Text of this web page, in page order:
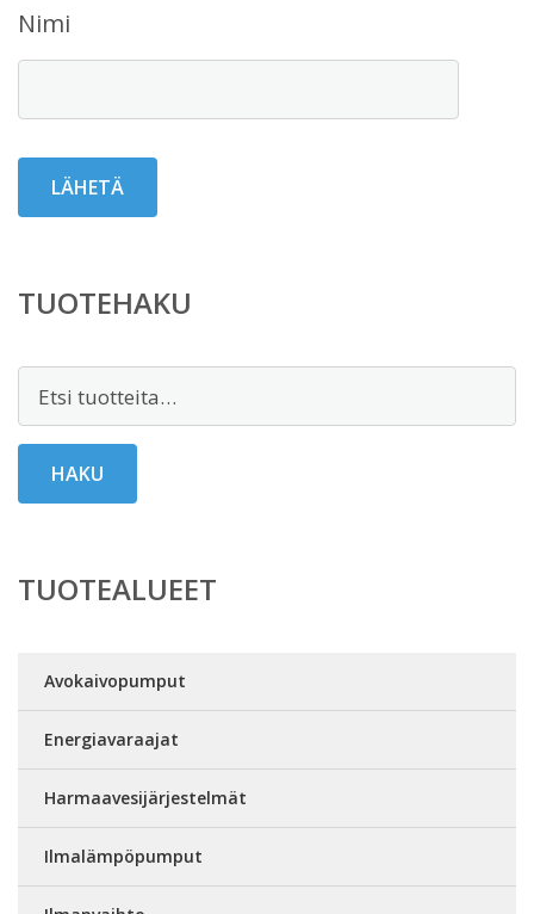
Nimi
TUOTEHAKU
HAKU
TUOTEALUEET
Avokaivopumput
Energiavaraajat
Harmaavesijärjestelmät
Ilmalämpöpumput